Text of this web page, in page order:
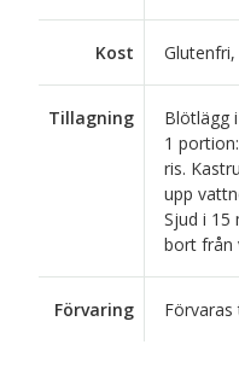
Kost
Tillagning
Blötlägg
1
ris.
upp
Sjud i 15
bort från
Förvaring